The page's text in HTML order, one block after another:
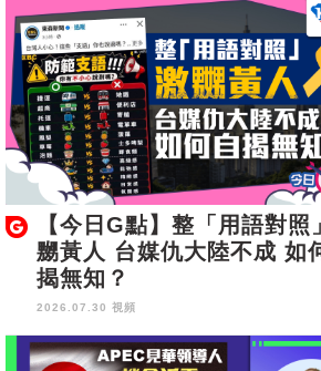
【今日G點】整「用語對照
嬲黃人 台媒仇大陸不成 如
揭無知？
2026.07.30 視頻